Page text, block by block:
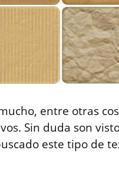
entre otras
Sin duda son
este tipo de